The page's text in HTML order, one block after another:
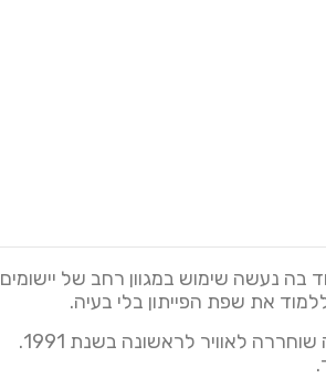
בה נעשה שימוש במגוון רחב של יישומים
את שפת הפייתון בלי בעיה.
Python היא שפת תכנות שנמצאת בשימוש נרחב בתעשיות ומגזרים שונים. את הפייתון יצר בחור בשם חידו והשפה שוחררה לאוויר לראשונה בשנת 1991.